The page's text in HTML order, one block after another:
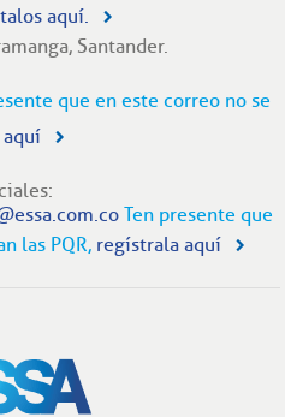
aquí.
Santander.
que en este correo no se
Ten presente que
las PQR, regístrala aquí